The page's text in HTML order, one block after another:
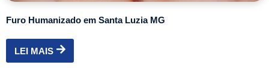
Furo Humanizado em Santa Luzia MG
LEI MAIS